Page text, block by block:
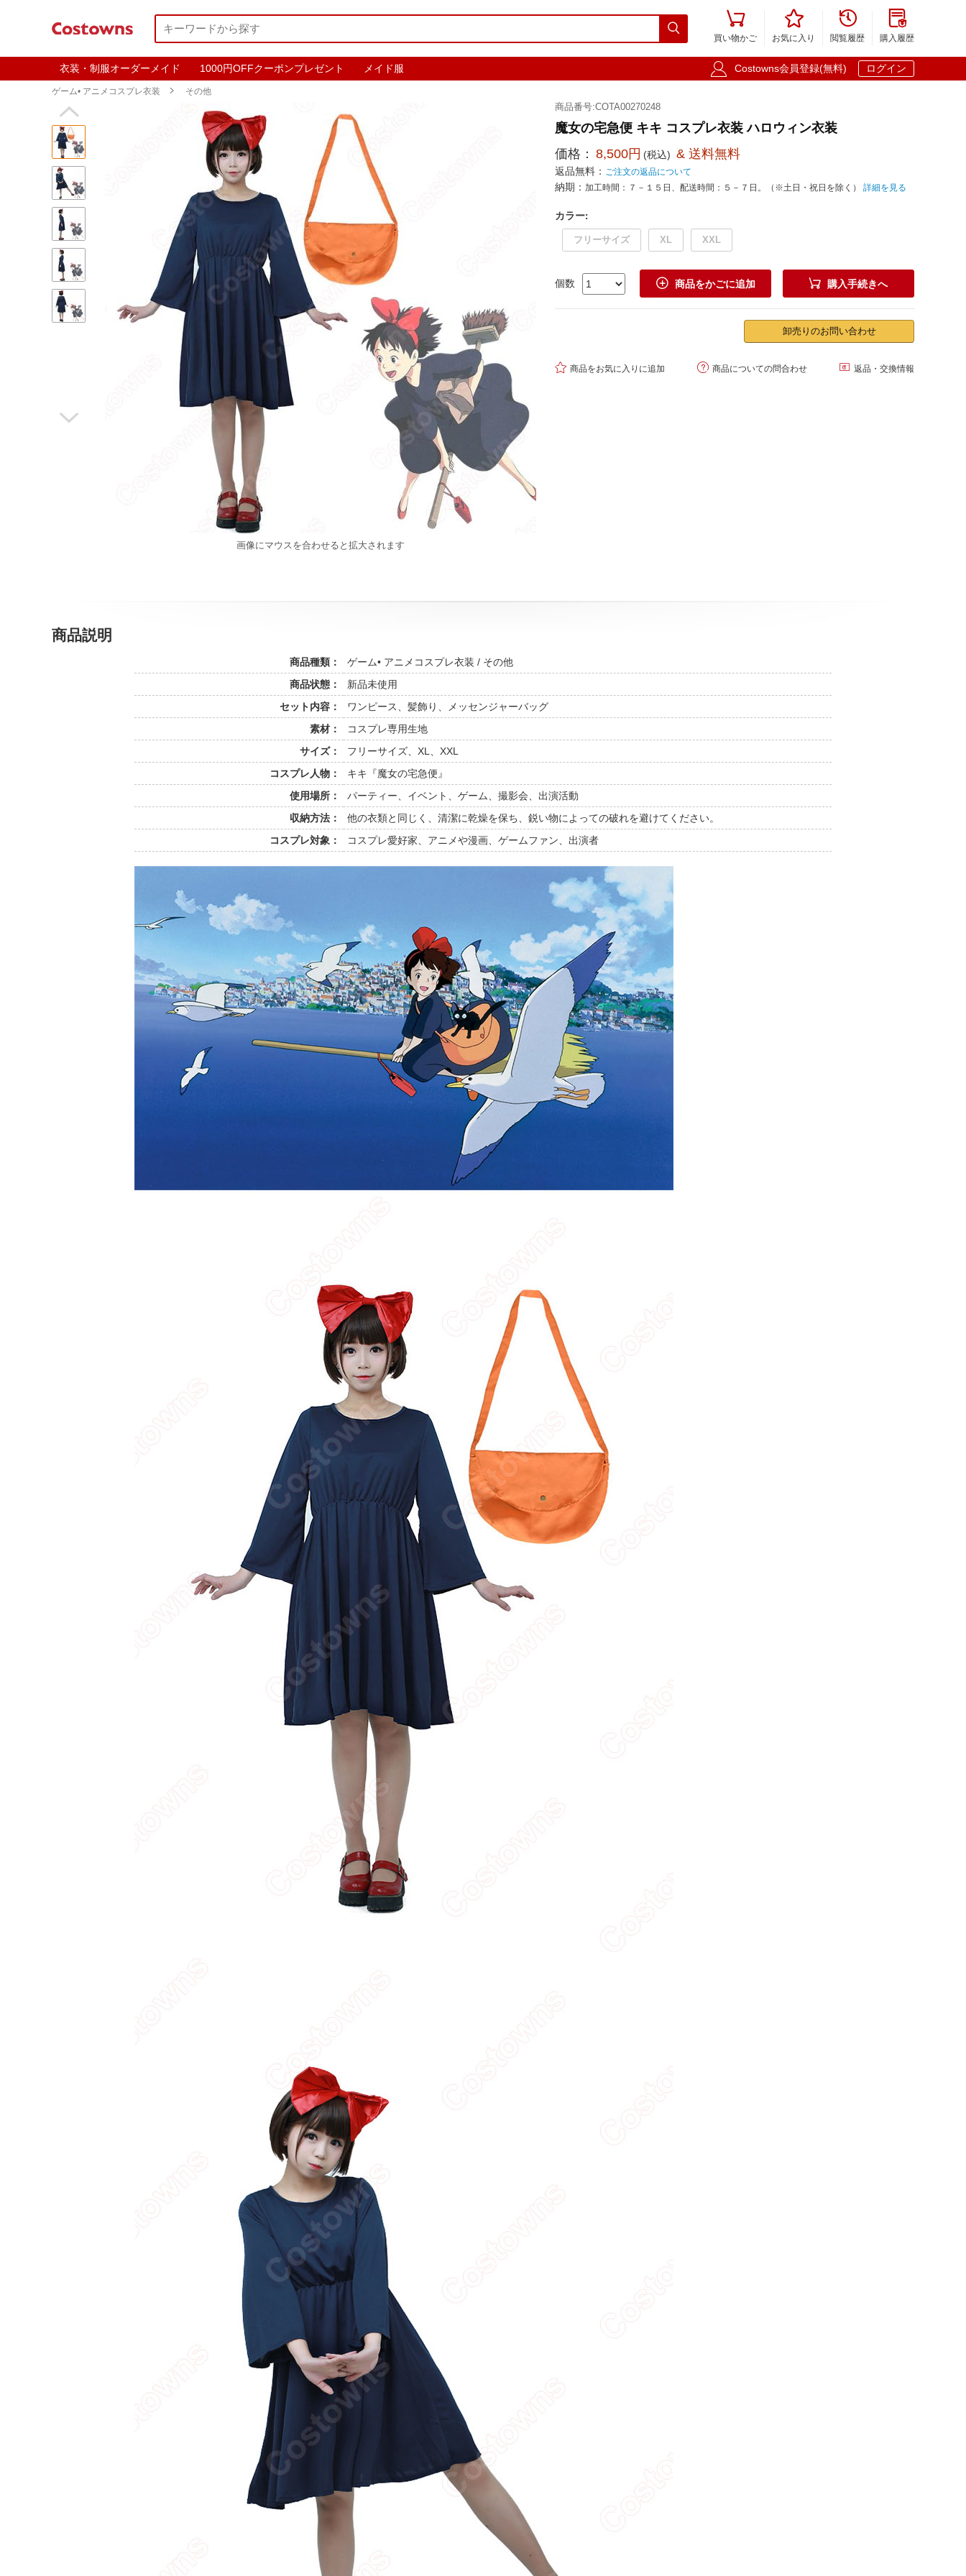


買い物かご

お気に入り

閲覧履歴

購入履歴
衣装・制服オーダーメイド 1000円OFFクーポンプレゼント メイド服  Costowns会員登録(無料) ログイン
ゲーム• アニメコスプレ衣装  その他


画像にマウスを合わせると拡大されます
商品番号:COTA00270248
魔女の宅急便 キキ コスプレ衣装 ハロウィン衣装
価格： 8,500円 (税込) & 送料無料
返品無料： ご注文の返品について
納期： 加工時間：７－１５日、配送時間：５－７日。（※土日・祝日を除く） 詳細を見る
カラー:
フリーサイズ XL XXL
個数  商品をかごに追加  購入手続きへ
卸売りのお問い合わせ
 商品をお気に入りに追加  商品についての問合わせ  返品・交換情報
商品説明
商品種類：
ゲーム• アニメコスプレ衣装 / その他
商品状態：
新品未使用
セット内容：
ワンピース、髪飾り、メッセンジャーバッグ
素材：
コスプレ専用生地
サイズ：
フリーサイズ、XL、XXL
コスプレ人物：
キキ『魔女の宅急便』
使用場所：
パーティー、イベント、ゲーム、撮影会、出演活動
収納方法：
他の衣類と同じく、清潔に乾燥を保ち、鋭い物によっての破れを避けてください。
コスプレ対象：
コスプレ愛好家、アニメや漫画、ゲームファン、出演者